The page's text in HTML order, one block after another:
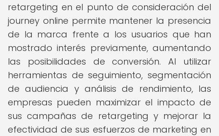
retargeting en el punto de consideración del
journey online permite mantener la presencia
de la marca frente a los usuarios que han
mostrado interés previamente, aumentando
las posibilidades de conversión. Al utilizar
herramientas de seguimiento, segmentación
de audiencia y análisis de rendimiento, las
empresas pueden maximizar el impacto de
sus campañas de retargeting y mejorar la
efectividad de sus esfuerzos de marketing en